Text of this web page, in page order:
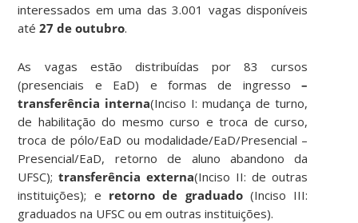
interessados em uma das 3.001 vagas disponíveis
até27 de outubro.
As vagas estão distribuídas por 83 cursos
(presenciais e EaD) e formas de ingresso–
transferência interna(Inciso I: mudança de turno,
de habilitação do mesmo curso e troca de curso,
troca de pólo/EaD ou modalidade/EaD/Presencial –
Presencial/EaD, retorno de aluno abandono da
UFSC);transferência externa(Inciso II: de outras
instituições); e retorno de graduado(Inciso III:
graduados na UFSC ou em outras instituições).